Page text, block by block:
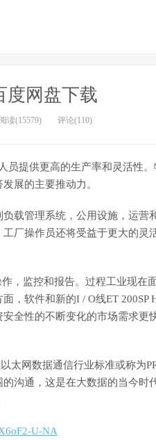
度网盘下载
阅读(15579) 评论(110)
员提供更高的生产率和灵活性
展的主要推动力。
载管理系统，公用设施，运营
厂操作员还将受益于更大的灵
，监控和报告。过程工业现在
，软件和新的I / O线ET 200SP
全性的不断变化的市场需求更
太网数据通信行业标准或称为
沟通，这是在大数据的当今时
U-NA